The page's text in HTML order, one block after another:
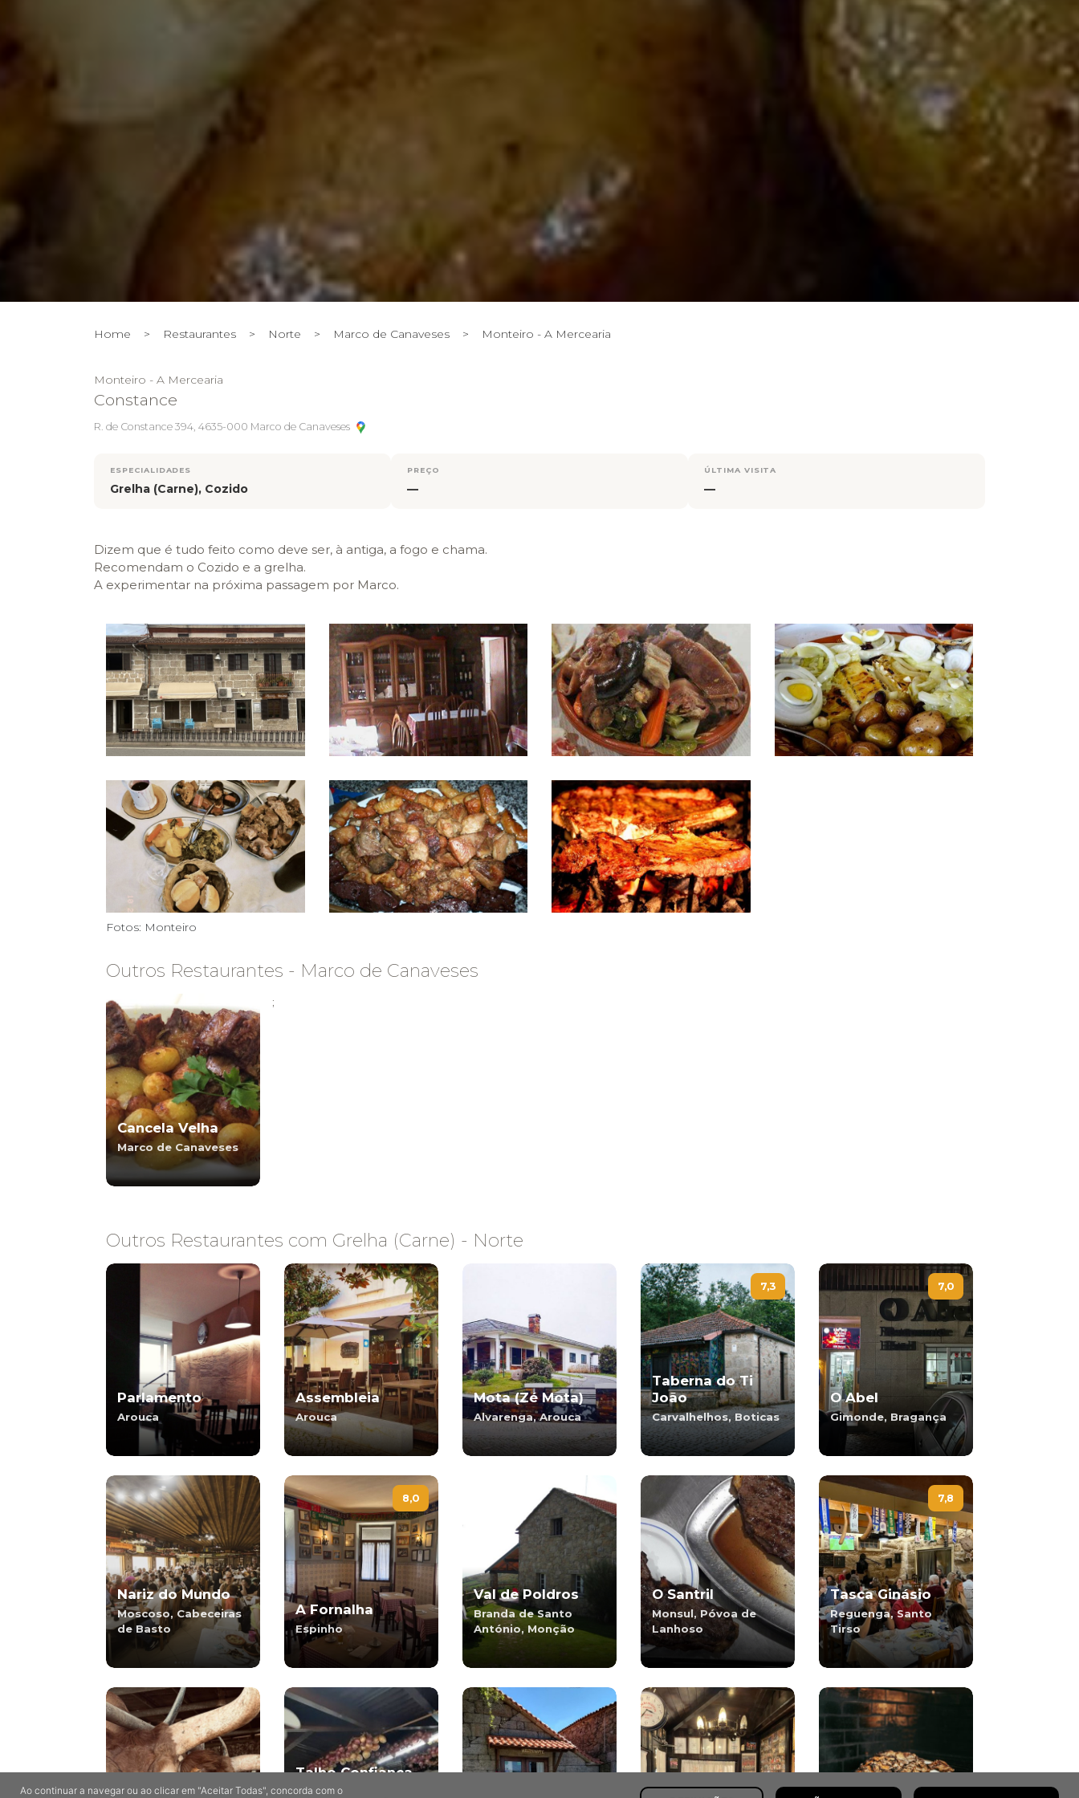
Home > Restaurantes > Norte > Marco de Canaveses > Monteiro - A Mercearia
Monteiro - A Mercearia
Constance
R. de Constance 394, 4635-000 Marco de Canaveses
ESPECIALIDADES
Grelha (Carne), Cozido
PREÇO
—
ÚLTIMA VISITA
—
Dizem que é tudo feito como deve ser, à antiga, a fogo e chama.
Recomendam o Cozido e a grelha.
A experimentar na próxima passagem por Marco.
Fotos: Monteiro
Outros Restaurantes - Marco de Canaveses
Cancela Velha
Marco de Canaveses
;
Outros Restaurantes com Grelha (Carne) - Norte
Parlamento
Arouca
Assembleia
Arouca
Mota (Zé Mota)
Alvarenga, Arouca
7,3
Taberna do Ti
João
Carvalhelhos, Boticas
7,0
O Abel
Gimonde, Bragança
Nariz do Mundo
Moscoso, Cabeceiras
de Basto
8,0
A Fornalha
Espinho
Val de Poldros
Branda de Santo
António, Monção
O Santril
Monsul, Póvoa de
Lanhoso
7,8
Tasca Ginásio
Reguenga, Santo
Tirso
Talho Confiança -
Cantinho da D.
Ao continuar a navegar ou ao clicar em "Aceitar Todas", concorda com o